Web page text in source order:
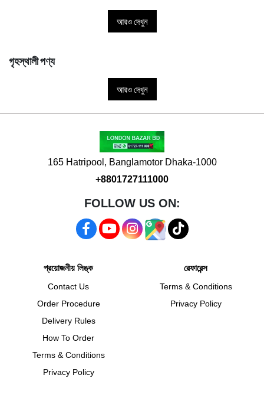
আরও দেখুন
গৃহস্থালী পণ্য
আরও দেখুন
165 Hatripool, Banglamotor Dhaka-1000
+8801727111000
FOLLOW US ON:
প্রয়োজনীয় লিঙ্ক
Contact Us
Order Procedure
Delivery Rules
How To Order
Terms & Conditions
Privacy Policy
রেফারেন্স
Terms & Conditions
Privacy Policy